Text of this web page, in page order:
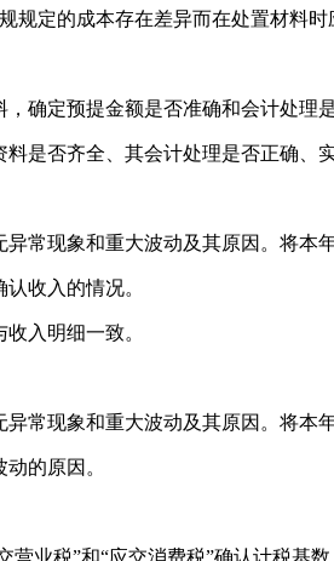
规定的成本存在差异而在处置材料时
确定预提金额是否准确和会计处理
是否齐全、其会计处理是否正确、
常现象和重大波动及其原因。将本
收入的情况。
入明细一致。
常现象和重大波动及其原因。将本
的原因。